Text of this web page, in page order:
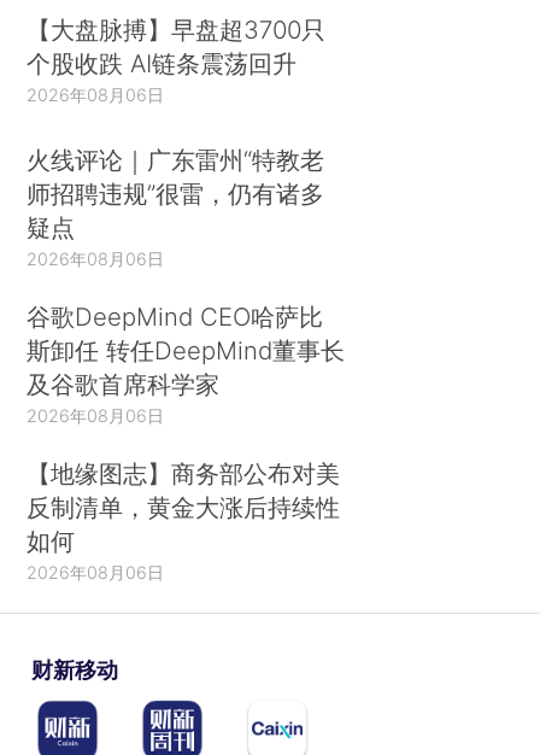
【大盘脉搏】早盘超3700只
个股收跌 AI链条震荡回升
2026年08月06日
火线评论｜广东雷州“特教老
师招聘违规”很雷，仍有诸多
疑点
2026年08月06日
谷歌DeepMind CEO哈萨比
斯卸任 转任DeepMind董事长
及谷歌首席科学家
2026年08月06日
【地缘图志】商务部公布对美
反制清单，黄金大涨后持续性
如何
2026年08月06日
财新移动